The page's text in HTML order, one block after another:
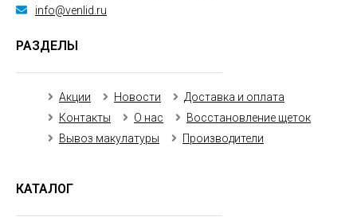
info@venlid.ru
РАЗДЕЛЫ
Акции Новости
Доставка и оплата
Контакты
О нас
Восстановление щеток
Вывоз макулатуры
Производители
КАТАЛОГ